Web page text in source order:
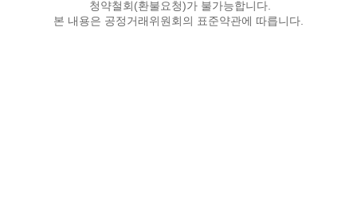
청약철회(환불요청)가 불가능합니다.
본 내용은 공정거래위원회의 표준약관에 따릅니다.